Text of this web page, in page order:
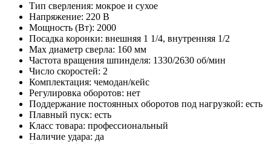
Тип сверления: мокрое и сухое
Напряжение: 220 В
Мощность (Вт): 2000
Посадка коронки: внешняя 1 1/4, внутренняя 1/2
Max диаметр сверла: 160 мм
Частота вращения шпинделя: 1330/2630 об/мин
Число скоростей: 2
Комплектация: чемодан/кейс
Регулировка оборотов: нет
Поддержание постоянных оборотов под нагрузкой: есть
Плавный пуск: есть
Класс товара: профессиональный
Наличие удара: да